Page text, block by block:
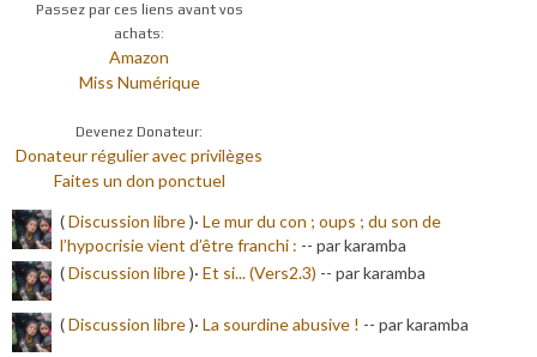
Passez par ces liens avant vos
achats:
Amazon
Miss Numérique
Devenez Donateur:
Donateur régulier avec privilèges
Faites un don ponctuel
(Discussion libre)· Le mur du con ; oups ; du son de
l’hypocrisie vient d’être franchi : -- par karamba
(Discussion libre)· Et si... (Vers2.3) -- par karamba
(Discussion libre)· La sourdine abusive ! -- par karamba